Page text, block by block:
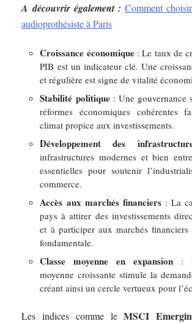
A découvrir également : Comment
audioprothésiste à Paris
Croissance économique: Le taux de
PIB est un indicateur clé. Une
et régulière est signe de vitalité
Stabilité politique: Une gouvernance
réformes économiques cohérentes
climat propice aux investissements.
Développement des
infrastructures modernes et bien
essentielles pour soutenir
commerce.
Accès aux marchés financiers: La
pays à attirer des investissements
et à participer aux marchés
fondamentale.
Classe moyenne en expansion :
moyenne croissante stimule la
créant ainsi un cercle vertueux pour
Les indices comme leMSCI